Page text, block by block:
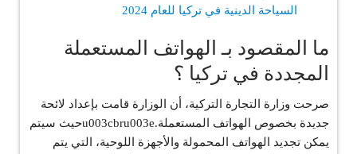
السياحة الدينية في تركيا للعام 2024
ما المقصود بـ الهواتف المستعملة
المجددة في تركيا ؟
صرحت وزارة التجارة التركية، أن الوزارة قامت بإعداد لائحة
جديدة بخصوص الهواتف المستعملة.u003cbru003eحيث سيتم
يمكن تجديد الهواتف المحمولة والأجهزة اللوحية، التي يتم